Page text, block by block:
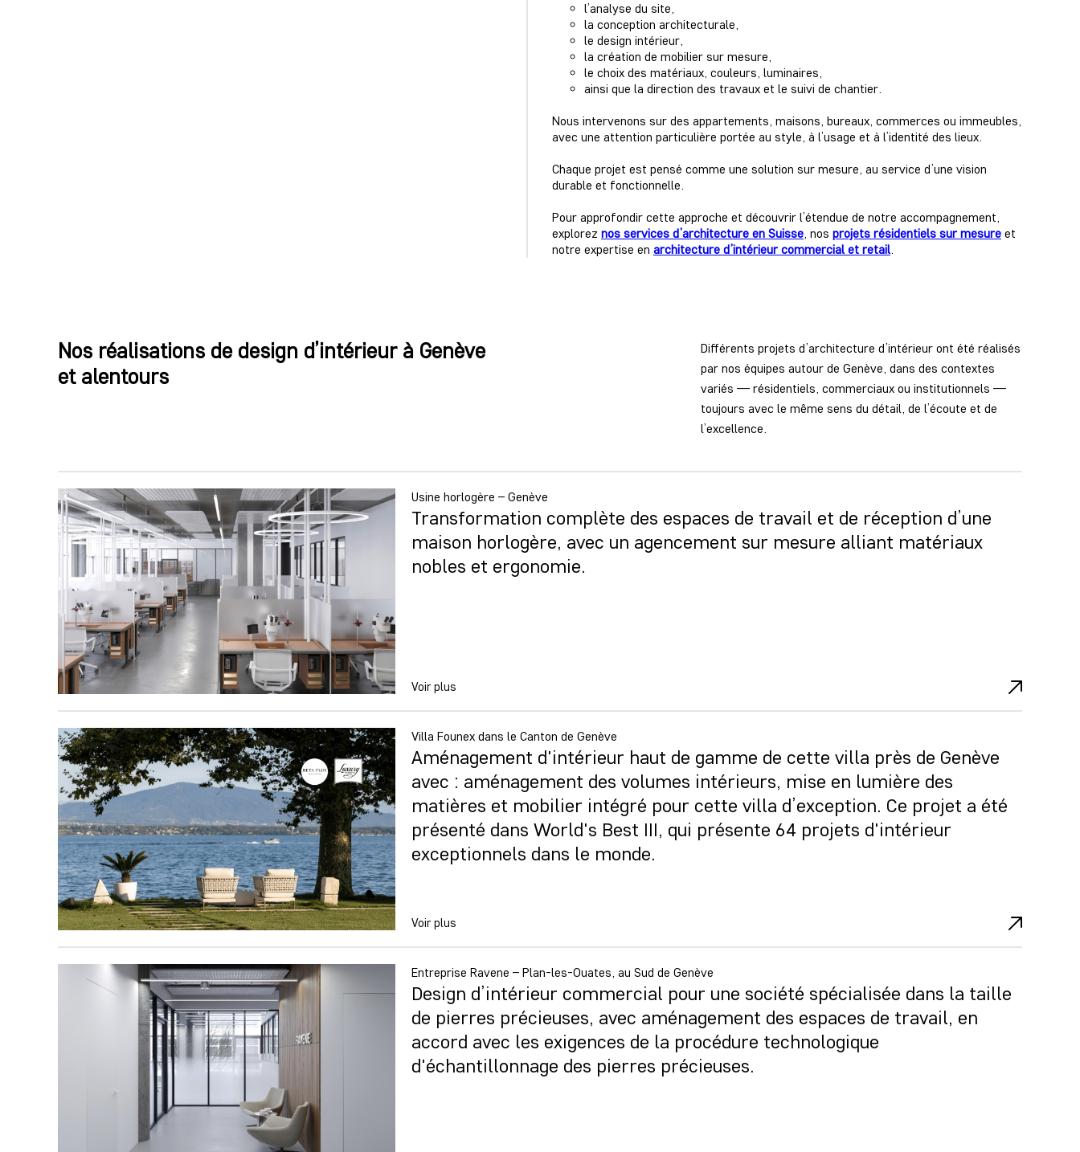
l’analyse du site,
la conception architecturale,
le design intérieur,
la création de mobilier sur mesure,
le choix des matériaux, couleurs, luminaires,
ainsi que la direction des travaux et le suivi de chantier.
Nous intervenons sur des appartements, maisons, bureaux, commerces ou immeubles,
avec une attention particulière portée au style, à l’usage et à l’identité des lieux.
Chaque projet est pensé comme une solution sur mesure, au service d’une vision
durable et fonctionnelle.
Pour approfondir cette approche et découvrir l’étendue de notre accompagnement,
explorez nos services d’architecture en Suisse, nos projets résidentiels sur mesure et
notre expertise en architecture d’intérieur commercial et retail.
Nos réalisations de design d’intérieur à Genève
et alentours
Différents projets d’architecture d’intérieur ont été réalisés
par nos équipes autour de Genève, dans des contextes
variés — résidentiels, commerciaux ou institutionnels —
toujours avec le même sens du détail, de l’écoute et de
l’excellence.
Usine horlogère – Genève
Transformation complète des espaces de travail et de réception d’une
maison horlogère, avec un agencement sur mesure alliant matériaux
nobles et ergonomie.
Voir plus
Villa Founex dans le Canton de Genève
Aménagement d'intérieur haut de gamme de cette villa près de Genève
avec : aménagement des volumes intérieurs, mise en lumière des
matières et mobilier intégré pour cette villa d’exception. Ce projet a été
présenté dans World's Best III, qui présente 64 projets d'intérieur
exceptionnels dans le monde.
Voir plus
Entreprise Ravene – Plan-les-Ouates, au Sud de Genève
Design d’intérieur commercial pour une société spécialisée dans la taille
de pierres précieuses, avec aménagement des espaces de travail, en
accord avec les exigences de la procédure technologique
d'échantillonnage des pierres précieuses.